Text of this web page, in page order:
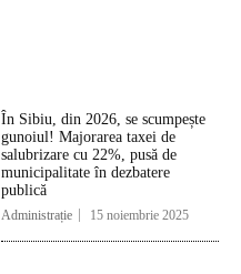
În Sibiu, din 2026, se scumpește
gunoiul! Majorarea taxei de
salubrizare cu 22%, pusă de
municipalitate în dezbatere
publică
Administrație 15 noiembrie 2025